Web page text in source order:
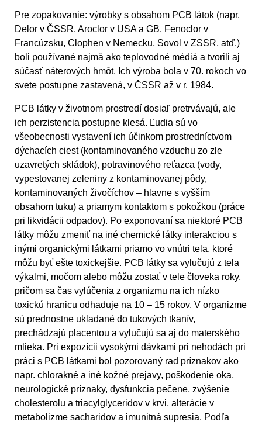
Pre zopakovanie: výrobky s obsahom PCB látok (napr.
Delor v ČSSR, Aroclor v USA a GB, Fenoclor v
Francúzsku, Clophen v Nemecku, Sovol v ZSSR, atď.)
boli používané najmä ako teplovodné médiá a tvorili aj
súčasť náterových hmôt. Ich výroba bola v 70. rokoch vo
svete postupne zastavená, v ČSSR až v r. 1984.
PCB látky v životnom prostredí dosiaľ pretrvávajú, ale
ich perzistencia postupne klesá. Ľudia sú vo
všeobecnosti vystavení ich účinkom prostredníctvom
dýchacích ciest (kontaminovaného vzduchu zo zle
uzavretých skládok), potravinového reťazca (vody,
vypestovanej zeleniny z kontaminovanej pôdy,
kontaminovaných živočíchov – hlavne s vyšším
obsahom tuku) a priamym kontaktom s pokožkou (práce
pri likvidácii odpadov). Po exponovaní sa niektoré PCB
látky môžu zmeniť na iné chemické látky interakciou s
inými organickými látkami priamo vo vnútri tela, ktoré
môžu byť ešte toxickejšie. PCB látky sa vylučujú z tela
výkalmi, močom alebo môžu zostať v tele človeka roky,
pričom sa čas vylúčenia z organizmu na ich nízko
toxickú hranicu odhaduje na 10 – 15 rokov. V organizme
sú prednostne ukladané do tukových tkanív,
prechádzajú placentou a vylučujú sa aj do materského
mlieka. Pri expozícii vysokými dávkami pri nehodách pri
práci s PCB látkami bol pozorovaný rad príznakov ako
napr. chlorakné a iné kožné prejavy, poškodenie oka,
neurologické príznaky, dysfunkcia pečene, zvýšenie
cholesterolu a triacylglyceridov v krvi, alterácie v
metabolizme sacharidov a imunitná supresia. Podľa